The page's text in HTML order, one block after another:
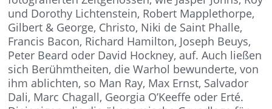
und Dorothy Lichtenstein, Robert Mapplethorpe,
Gilbert & George, Christo, Niki de Saint Phalle,
Francis Bacon, Richard Hamilton, Joseph Beuys,
Peter Beard oder David Hockney, auf. Auch ließen
sich Berühmtheiten, die Warhol bewunderte, von
ihm ablichten, so Man Ray, Max Ernst, Salvador
Dali, Marc Chagall, Georgia O’Keeffe oder Erté.